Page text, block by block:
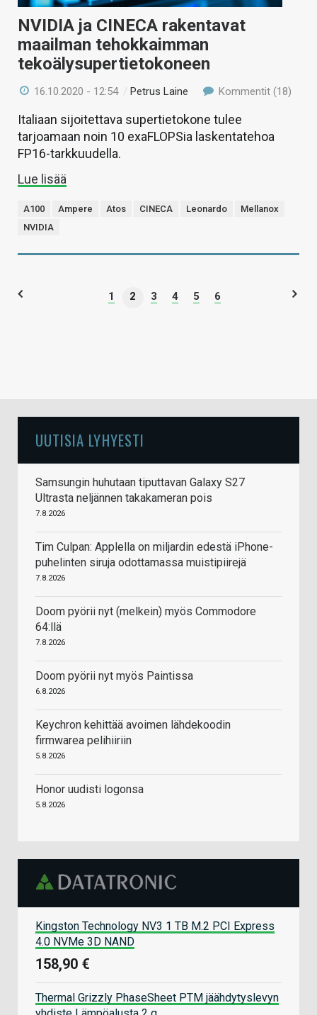
NVIDIA ja CINECA rakentavat
maailman tehokkaimman
tekoälysupertietokoneen
16.10.2020 - 12:54 /Petrus Laine Kommentit (18)
Italiaan sijoitettava supertietokone tulee
tarjoamaan noin 10 exaFLOPSia laskentatehoa
FP16-tarkkuudella.
Lue lisää
A100 Ampere Atos CINECA Leonardo
Mellanox
NVIDIA
1 2 3 4 5 6
UUTISIA LYHYESTI
Samsungin huhutaan tiputtavan Galaxy S27
Ultrasta neljännen takakameran pois
7.8.2026
Tim Culpan: Applella on miljardin edestä iPhone-
puhelinten siruja odottamassa muistipiirejä
7.8.2026
Doom pyörii nyt (melkein) myös Commodore
64:llä
7.8.2026
Doom pyörii nyt myös Paintissa
6.8.2026
Keychron kehittää avoimen lähdekoodin
firmwarea pelihiiriin
5.8.2026
Honor uudisti logonsa
5.8.2026
Kingston Technology NV3 1 TB M.2 PCI Express
4.0 NVMe 3D NAND
158,90 €
Thermal Grizzly PhaseSheet PTM jäähdytyslevyn